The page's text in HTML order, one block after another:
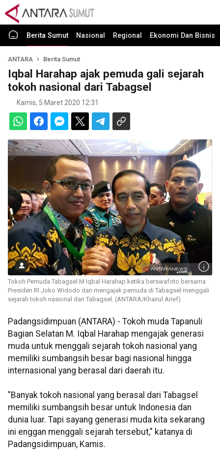
Berita Sumut Nasional Regional Ekonomi Dan Bisnis
ANTARA Berita Sumut
Iqbal Harahap ajak pemuda gali sejarah
tokoh nasional dari Tabagsel
Kamis, 5 Maret 2020 12:31
Tokoh Pemuda Tabagsel M Iqbal Harahap ketika berswafoto bersama
Presiden RI Joko Widodo dan mengajak pemuda di Tabagsel menggali
sejarah tokoh nasional dari Tabagsel. (ANTARA/Khairul Arief)
Padangsidimpuan (ANTARA) - Tokoh muda Tapanuli
Bagian Selatan M. Iqbal Harahap mengajak generasi
muda untuk menggali sejarah tokoh nasional yang
memiliki sumbangsih besar bagi nasional hingga
internasional yang berasal dari daerah itu.
"Banyak tokoh nasional yang berasal dari Tabagsel
memiliki sumbangsih besar untuk Indonesia dan
dunia luar. Tapi sayang generasi muda kita sekarang
ini enggan menggali sejarah tersebut," katanya di
Padangsidimpuan, Kamis.